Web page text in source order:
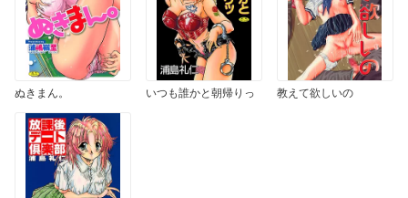
ぬきまん。 いつも誰かと朝帰りっ 教えて欲しいの